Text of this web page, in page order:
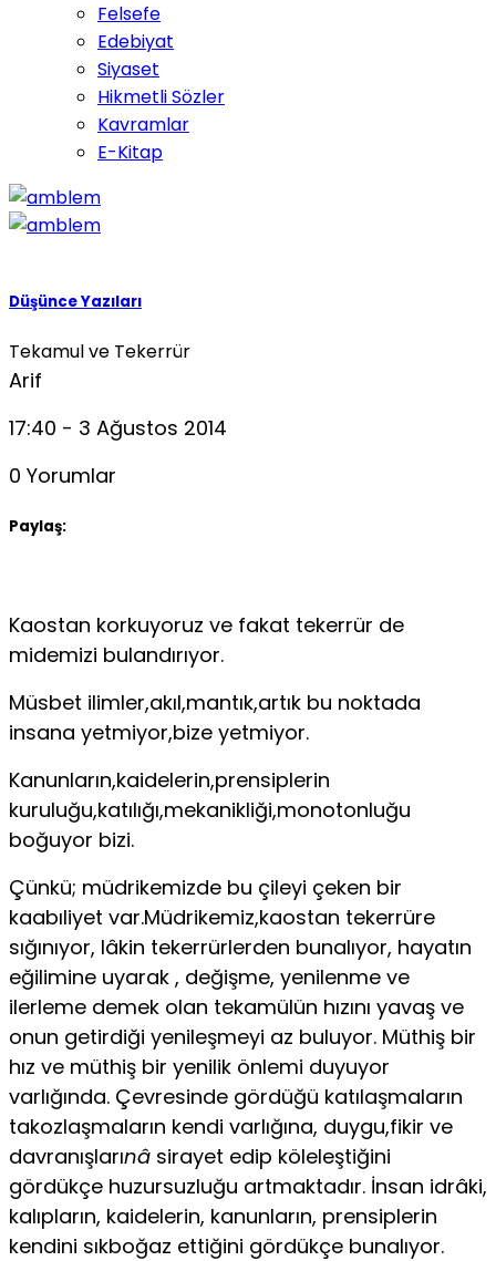
Felsefe
Edebiyat
Siyaset
Hikmetli Sözler
Kavramlar
E-Kitap
Düşünce Yazıları
Tekamul ve Tekerrür
Arif
17:40 - 3 Ağustos 2014
0 Yorumlar
Paylaş:
Kaostan korkuyoruz ve fakat tekerrür de
midemizi bulandırıyor.
Müsbet ilimler,akıl,mantık,artık bu noktada
insana yetmiyor,bize yetmiyor.
Kanunların,kaidelerin,prensiplerin
kuruluğu,katılığı,mekanikliği,monotonluğu
boğuyor bizi.
Çünkü; müdrikemizde bu çileyi çeken bir
kaabıliyet var.Müdrikemiz,kaostan tekerrüre
sığınıyor, lâkin tekerrürlerden bunalıyor, hayatın
eğilimine uyarak , değişme, yenilenme ve
ilerleme demek olan tekamülün hızını yavaş ve
onun getirdiği yenileşmeyi az buluyor. Müthiş bir
hız ve müthiş bir yenilik önlemi duyuyor
varlığında. Çevresinde gördüğü katılaşmaların
takozlaşmaların kendi varlığına, duygu,fikir ve
davranışlarınâ sirayet edip köleleştiğini
gördükçe huzursuzluğu artmaktadır. İnsan idrâki,
kalıpların, kaidelerin, kanunların, prensiplerin
kendini sıkboğaz ettiğini gördükçe bunalıyor.